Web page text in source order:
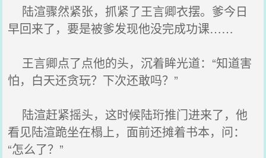
陆渲骤然紧张，抓紧了王言卿衣摆。爹今日
早回来了，要是被爹发现他没完成功课……
王言卿点了点他的头，沉着眸光道：“知道害
怕，白天还贪玩？下次还敢吗？”
陆渲赶紧摇头，这时候陆珩推门进来了，他
看见陆渲跪坐在榻上，面前还摊着书本，问：
“怎么了？”